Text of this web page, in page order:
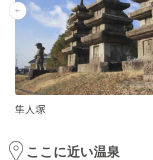
隼人塚
ここに近い温泉